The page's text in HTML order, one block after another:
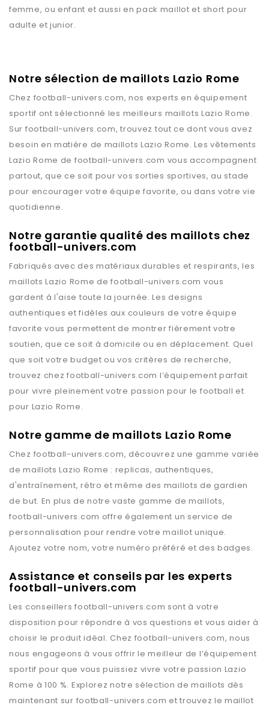
femme, ou enfant et aussi en pack maillot et short pour
adulte et junior.
Notre sélection de maillots Lazio Rome
Chez football-univers.com, nos experts en équipement
sportif ont sélectionné les meilleurs maillots Lazio Rome.
Sur football-univers.com, trouvez tout ce dont vous avez
besoin en matière de maillots Lazio Rome. Les vêtements
Lazio Rome de football-univers.com vous accompagnent
partout, que ce soit pour vos sorties sportives, au stade
pour encourager votre équipe favorite, ou dans votre vie
quotidienne.
Notre garantie qualité des maillots chez
football-univers.com
Fabriqués avec des matériaux durables et respirants, les
maillotsLazio Rome defootball-univers.com vous
gardent à l'aise toute la journée. Les designs
authentiques et fidèles aux couleurs de votre équipe
favorite vous permettent de montrer fièrement votre
soutien, que ce soit à domicile ou en déplacement. Quel
que soit votre budget ou vos critères de recherche,
trouvez chezfootball-univers.com l’équipement parfait
pour vivre pleinement votre passion pour le football et
pour Lazio Rome.
Notre gamme de maillots Lazio Rome
Chez football-univers.com, découvrez une gamme variée
de maillotsLazio Rome : replicas, authentiques,
d'entraînement, rétro et même des maillots de gardien
de but. En plus de notre vaste gamme de maillots,
football-univers.com offre également un service de
personnalisation pour rendre votre maillot unique.
Ajoutez votre nom, votre numéro préféré et des badges.
Assistance et conseils par les experts
football-univers.com
Les conseillersfootball-univers.com sont à votre
disposition pour répondre à vos questions et vous aider à
choisir le produit idéal. Chez football-univers.com, nous
nous engageons à vous offrir le meilleur de l’équipement
sportif pour que vous puissiez vivre votre passion Lazio
Rome à 100 %. Explorez notre sélection de maillots dès
maintenant sur football-univers.com et trouvez le maillot